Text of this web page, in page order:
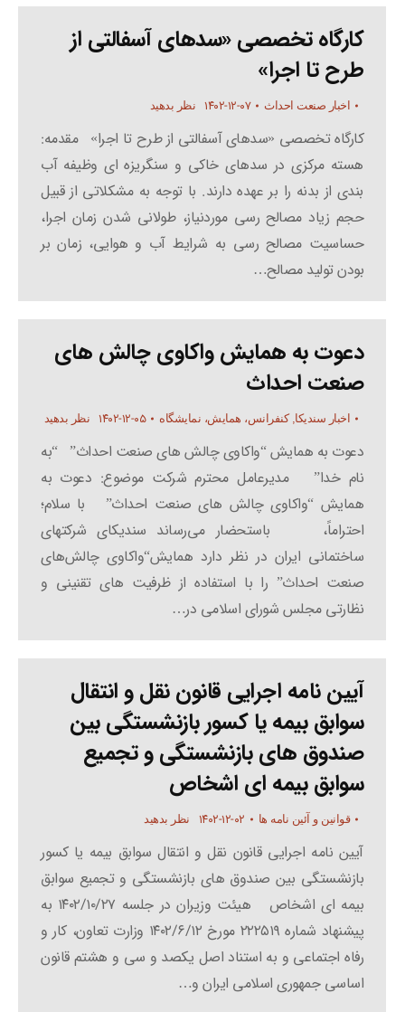
کارگاه تخصصی «سدهای آسفالتی از
طرح تا اجرا»
اخبار صنعت احداث ۱۴۰۲-۱۲-۰۷ نظر بدهید
کارگاه تخصصی «سدهای آسفالتی از طرح تا اجرا» مقدمه:
هسته مرکزی در سدهای خاکی و سنگریزه ای وظیفه آب
بندی از بدنه را بر عهده دارند. با توجه به مشکلاتی از قبیل
حجم زیاد مصالح رسی موردنیاز، طولانی شدن زمان اجرا،
حساسیت مصالح رسی به شرایط آب و هوایی، زمان بر
بودن تولید مصالح…
دعوت به همایش واکاوی چالش های
صنعت احداث
اخبار سندیکا,کنفرانس، همایش، نمایشگاه ۱۴۰۲-۱۲-۰۵ نظر بدهید
دعوت به همایش “واکاوی چالش های صنعت احداث” “به
نام خدا” مدیرعامل محترم شرکت موضوع: دعوت به
همایش “واکاوی چالش های صنعت احداث” با سلام؛
احتراماً، باستحضار می‌رساند سندیکای شرکتهای
ساختمانی ایران در نظر دارد همایش“واکاوی چالش‌های
صنعت احداث” را با استفاده از ظرفیت های تقنینی و
نظارتی مجلس شورای اسلامی در…
آیین نامه اجرایی قانون نقل و انتقال
سوابق بیمه یا کسور بازنشستگی بین
صندوق های بازنشستگی و تجمیع
سوابق بیمه ای اشخاص
قوانین و آئین نامه ها ۱۴۰۲-۱۲-۰۲ نظر بدهید
آیین نامه اجرایی قانون نقل و انتقال سوابق بیمه یا کسور
بازنشستگی بین صندوق های بازنشستگی و تجمیع سوابق
بیمه ای اشخاص هیئت وزیران در جلسه ۱۴۰۲/۱۰/۲۷ به
پیشنهاد شماره ۲۲۲۵۱۹ مورخ ۱۴۰۲/۶/۱۲ وزارت تعاون، کار و
رفاه اجتماعی و به استناد اصل یکصد و سی و هشتم قانون
اساسی جمهوری اسلامی ایران و…